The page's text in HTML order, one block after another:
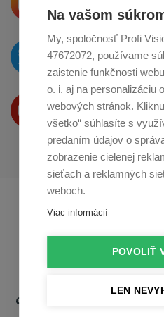
Na vašom
My, spoločnosť Profi
47672072, používame
zaistenie funkčnosti
o. i. aj na personalizáciu
webových stránok.
všetko“ súhlasíte s
predaním údajov o
zobrazenie cielenej
sieťach a reklamných
weboch.
Viac informácií
POVOLIŤ
LEN
o zdieľanie na
O novinkách píšeme
naTwitteri
Produkty Vám
na Youtube
Profikuchař.cz